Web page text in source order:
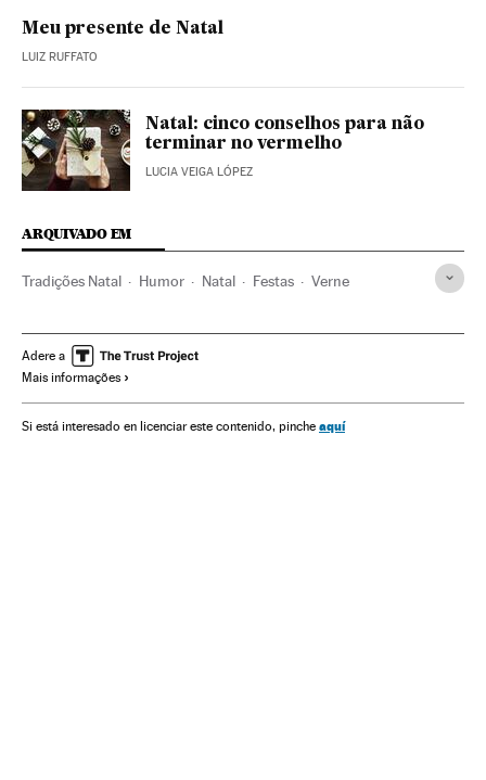
Meu presente de Natal
LUIZ RUFFATO
Natal: cinco conselhos para não
terminar no vermelho
LUCIA VEIGA LÓPEZ
ARQUIVADO EM
Tradições Natal Humor Natal Festas Verne
Adere a
Mais informações
Si está interesado en licenciar este contenido, pinche aquí